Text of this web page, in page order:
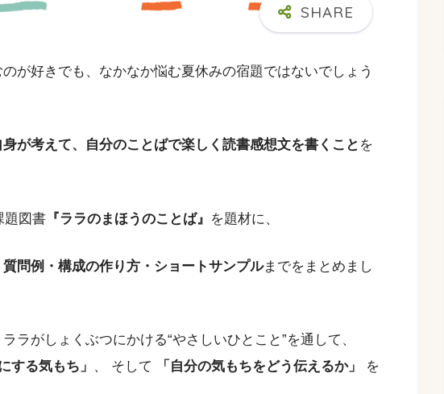
が好きでも、なかなか悩む夏休みの宿題ではないでしょう
が考えて、自分のことばで楽しく読書感想文を書くこと を
題図書 『ララのまほうのことば』 を題材に、
問例・構成の作り方・ショートサンプルまでをまとめまし
ラがしょくぶつにかける“やさしいひとこと”を通して、
する気もち」 、 そして 「自分の気もちをどう伝えるか」
を